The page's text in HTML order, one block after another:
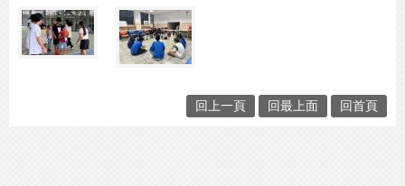
回上一頁 回最上面 回首頁